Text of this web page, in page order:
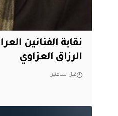
نقابة الفنانين
الرزاق العزاوي
قبل ساعتين